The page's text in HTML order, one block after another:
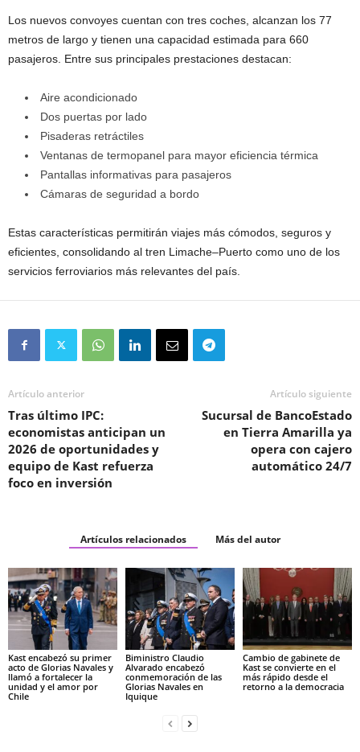
Los nuevos convoyes cuentan con tres coches, alcanzan los 77
metros de largo y tienen una capacidad estimada para 660
pasajeros. Entre sus principales prestaciones destacan:
Aire acondicionado
Dos puertas por lado
Pisaderas retráctiles
Ventanas de termopanel para mayor eficiencia térmica
Pantallas informativas para pasajeros
Cámaras de seguridad a bordo
Estas características permitirán viajes más cómodos, seguros y
eficientes, consolidando al tren Limache–Puerto como uno de los
servicios ferroviarios más relevantes del país.
Artículo anterior
Tras último IPC:
economistas anticipan un
2026 de oportunidades y
equipo de Kast refuerza
foco en inversión
Artículo siguiente
Sucursal de BancoEstado
en Tierra Amarilla ya
opera con cajero
automático 24/7
Artículos relacionados Más del autor
Kast encabezó su primer
acto de Glorias Navales y
llamó a fortalecer la
unidad y el amor por
Chile
Biministro Claudio
Alvarado encabezó
conmemoración de las
Glorias Navales en
Iquique
Cambio de gabinete de
Kast se convierte en el
más rápido desde el
retorno a la democracia